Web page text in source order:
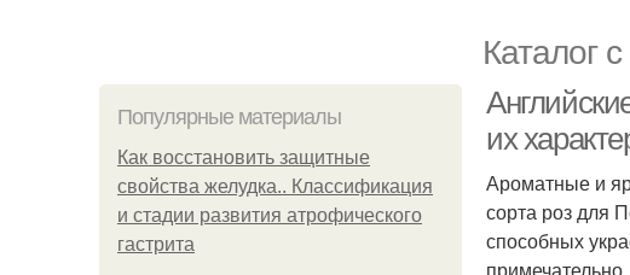
Каталог
Популярные материалы
Как восстановить защитные
свойства желудка.. Классификация
и стадии развития атрофического
гастрита
их
Ароматные и
сорта роз для
способных